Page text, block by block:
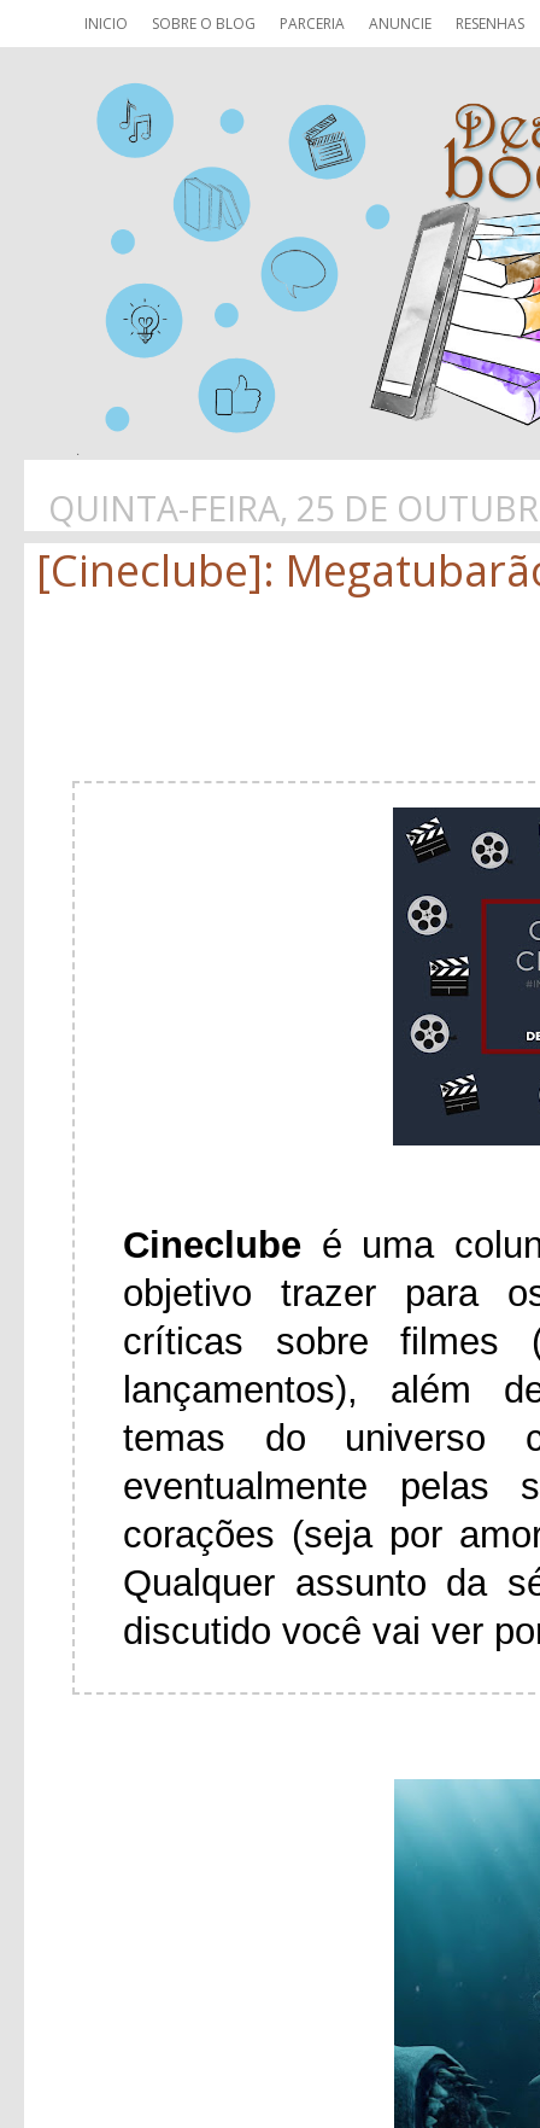
INICIO SOBRE O BLOG PARCERIA ANUNCIE RESENHAS
QUINTA-FEIRA, 25 DE
[Cineclube]:
Cineclube é uma
objetivo trazer para
críticas sobre
lançamentos), além
temas do universo
eventualmente pelas
corações (seja por
Qualquer assunto da
discutido você vai ver